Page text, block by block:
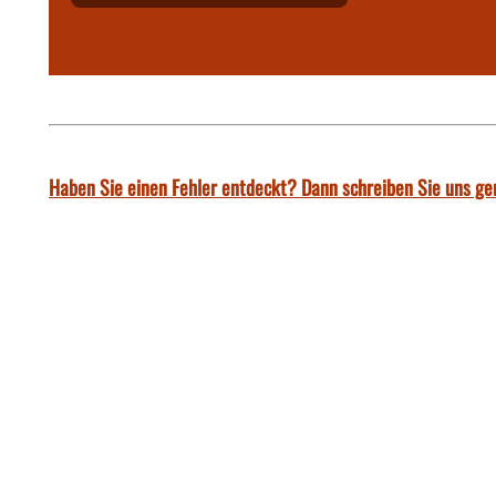
Haben Sie einen Fehler entdeckt? Dann schreiben Sie uns